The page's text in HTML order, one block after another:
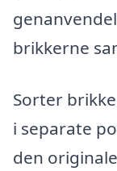
brikkerne
Sorter
i separate
den